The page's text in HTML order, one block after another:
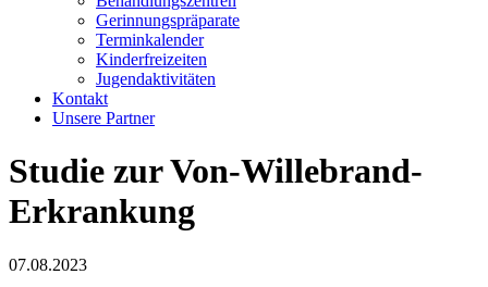
Gerinnungspräparate
Terminkalender
Kinderfreizeiten
Jugendaktivitäten
Kontakt
Unsere Partner
Studie zur Von-Willebrand-
Erkrankung
07.08.2023